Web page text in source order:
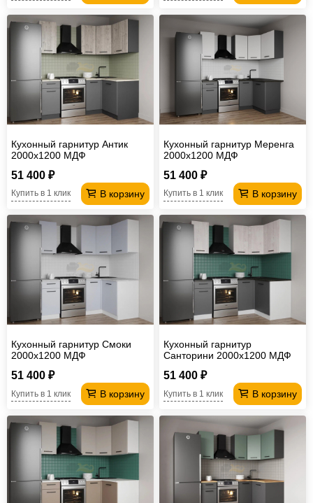
Кухонный гарнитур Антик
2000х1200 МДФ
51 400 ₽
В корзину
Купить в 1 клик
Кухонный гарнитур Меренга
2000х1200 МДФ
51 400 ₽
В корзину
Купить в 1 клик
Кухонный гарнитур Смоки
2000х1200 МДФ
51 400 ₽
В корзину
Купить в 1 клик
Кухонный гарнитур
Санторини 2000х1200 МДФ
51 400 ₽
В корзину
Купить в 1 клик